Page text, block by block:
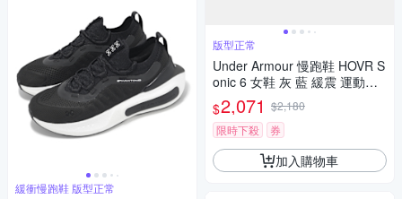
緩衝慢跑鞋 版型正常
版型正常
Under Armour 慢跑鞋 HOVR S
onic 6 女鞋 灰 藍 緩震 運動鞋
UA 3026128107
$2,071 $2,180
限時下殺
券
加入購物車